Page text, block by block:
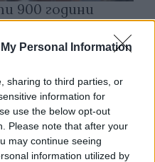
Personal Information
sharing to third parties, or
information for
use the below opt-out
Please note that after your
may continue seeing
information utilized by
900 години
сладолед в